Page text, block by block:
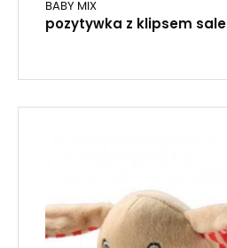
BABY MIX
pozytywka z klipsem sale